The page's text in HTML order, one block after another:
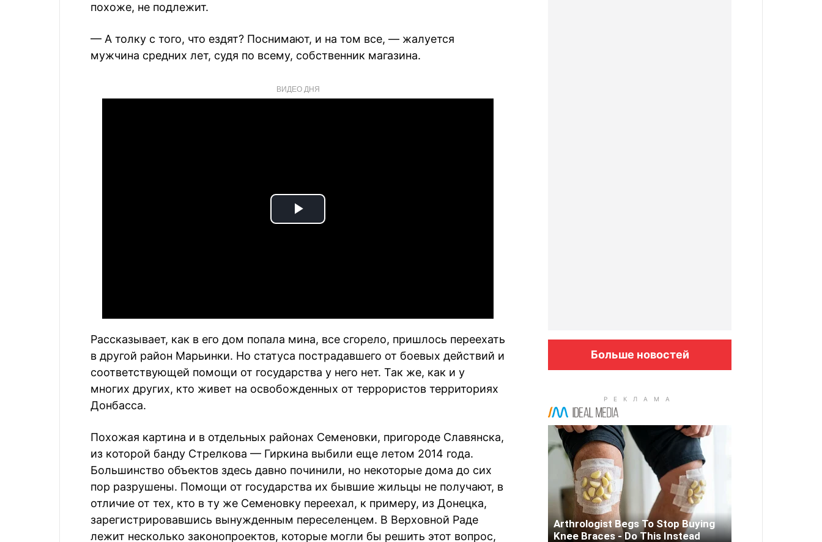
похоже, не подлежит.
— А толку с того, что ездят? Поснимают, и на том все, — жалуется
мужчина средних лет, судя по всему, собственник магазина.
ВИДЕО ДНЯ
Play
Рассказывает, как в его дом попала мина, все сгорело, пришлось переехать
в другой район Марьинки. Но статуса пострадавшего от боевых действий и
соответствующей помощи от государства у него нет. Так же, как и у
многих других, кто живет на освобожденных от террористов территориях
Донбасса.
Похожая картина и в отдельных районах Семеновки, пригороде Славянска,
из которой банду Стрелкова — Гиркина выбили еще летом 2014 года.
Большинство объектов здесь давно починили, но некоторые дома до сих
пор разрушены. Помощи от государства их бывшие жильцы не получают, в
отличие от тех, кто в ту же Семеновку переехал, к примеру, из Донецка,
зарегистрировавшись вынужденным переселенцем. В Верховной Раде
лежит несколько законопроектов, которые могли бы решить этот вопрос,
Больше новостей